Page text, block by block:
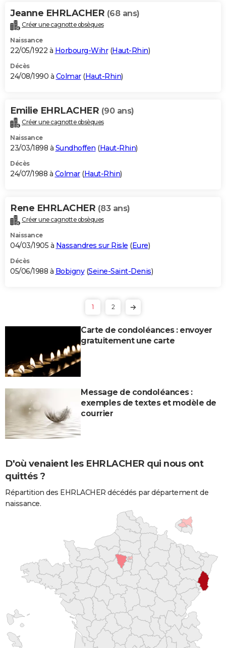
Jeanne EHRLACHER (68 ans)
Créer une cagnotte obsèques
Naissance
22/05/1922 à Horbourg-Wihr(Haut-Rhin)
Décès
24/08/1990 à Colmar(Haut-Rhin)
Emilie EHRLACHER (90 ans)
Créer une cagnotte obsèques
Naissance
23/03/1898 à Sundhoffen (Haut-Rhin)
Décès
24/07/1988 à Colmar(Haut-Rhin)
Rene EHRLACHER (83 ans)
Créer une cagnotte obsèques
Naissance
04/03/1905 à Nassandres sur Risle (Eure)
Décès
05/06/1988 à Bobigny(Seine-Saint-Denis)
1 2
Carte de condoléances : envoyer
gratuitement une carte
Message de condoléances :
exemples de textes et modèle de
courrier
D'où venaient les EHRLACHER qui nous ont
quittés ?
Répartition des EHRLACHER décédés par département de
naissance.